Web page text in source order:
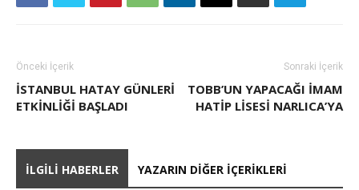
Önceki İçerik
İSTANBUL HATAY GÜNLERI
Sonraki İçerik
TOBB’UN YAPACAĞI İMAM
HATIP LISESI NARLICA’YA
İLGILI HABERLER YAZARIN DIĞER İÇERIKLERI